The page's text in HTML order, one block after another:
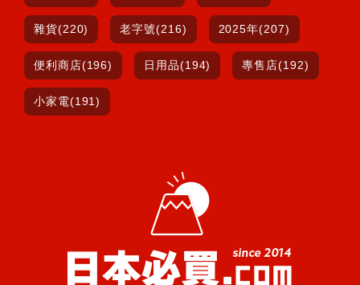
雜貨(220) 老字號(216) 2025年(207)
便利商店(196) 日用品(194) 專售店(192)
小家電(191)